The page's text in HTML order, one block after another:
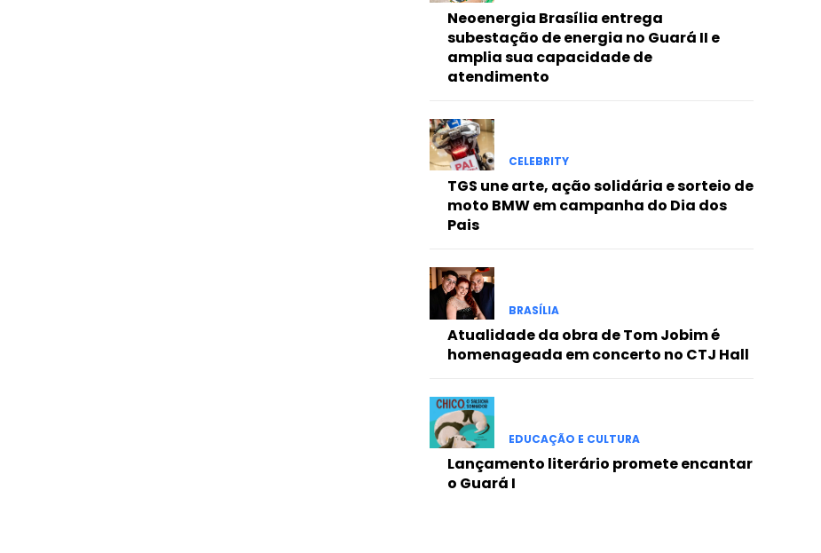
Neoenergia Brasília entrega
subestação de energia no Guará II e
amplia sua capacidade de
atendimento
CELEBRITY
TGS une arte, ação solidária e sorteio de
moto BMW em campanha do Dia dos
Pais
BRASÍLIA
Atualidade da obra de Tom Jobim é
homenageada em concerto no CTJ Hall
EDUCAÇÃO E CULTURA
Lançamento literário promete encantar
o Guará I